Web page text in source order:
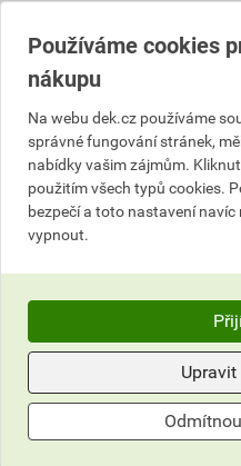
735,95Kč
Používáme cookies
nákupu
Na webu dek.cz používáme
správné fungování stránek,
nabídky vašim zájmům.
použitím všech typů cookies.
bezpečí a toto nastavení
vypnout.